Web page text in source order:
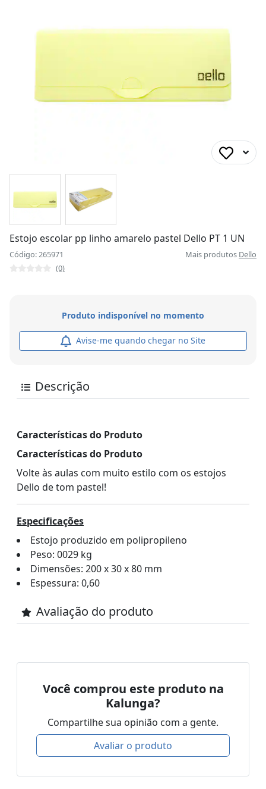
Estojo escolar pp linho amarelo pastel Dello PT 1 UN
Código: 265971 Mais produtos Dello
(0)
Produto indisponível no momento
Avise-me quando chegar no Site
Descrição
Características do Produto
Características do Produto
Volte às aulas com muito estilo com os estojos
Dello de tom pastel!
Especificações
Estojo produzido em polipropileno
Peso: 0029 kg
Dimensões: 200 x 30 x 80 mm
Espessura: 0,60
Avaliação do produto
Você comprou este produto na
Kalunga?
Compartilhe sua opinião com a gente.
Avaliar o produto